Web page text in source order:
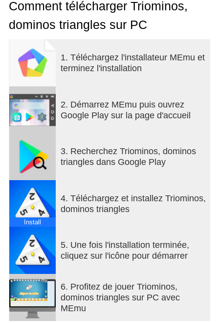
multijoueur et à un seul joueur.
Alignez les dominos triangulaires et créez des
▶ Jeu en ligne
Jouez une partie de jeu de société avec les amis et
en mode multijoueur gratuitement.
▶ Jeu à un seul joueur…
Jouez Solo avec différents niveaux de difficulté.
▶ Comment jouer ?
Tentez de placer les triominos sur le plateau. Les
dominos triangulaires doivent avoir un côté
commun avec ceux déjà joués pour que le coup
soit valide. Chaque Triomino joué vous rapporte
figures particulières comme l’Hexagone ou le Pont
avec les dominos.
▶ Puzzles
Confrontez-vous à un nouveau type de défi et
résolvez les puzzles ! Obtenez 1, 2 ou 3 étoiles et
complétez tous les niveaux. Des dominos jokers,
Comment télécharger Triominos,
dominos triangles sur PC
1. Téléchargez l'installateur MEmu et
terminez l'installation
2. Démarrez MEmu puis ouvrez
Google Play sur la page d'accueil
3. Recherchez Triominos, dominos
triangles dans Google Play
Install
4. Téléchargez et installez Triominos,
dominos triangles
5. Une fois l'installation terminée,
cliquez sur l'icône pour démarrer
6. Profitez de jouer Triominos,
dominos triangles sur PC avec
MEmu